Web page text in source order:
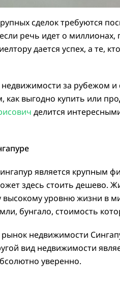
сделок требуются
речь идет о миллионах,
дается успех, а те,
за рубежом
выгодно купить или
делится
является крупным
здесь стоить дешево.
высокому уровню жизни в
бунгало, стоимость
рынок недвижимости
вид недвижимости
уверенно.